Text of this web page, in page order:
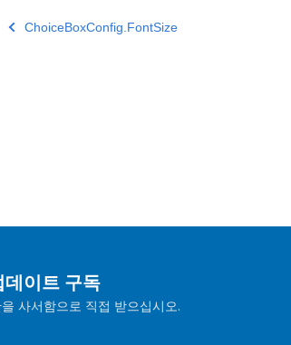
ChoiceBoxConfig.FontSize
이트 구독
사서함으로 직접 받으십시오.